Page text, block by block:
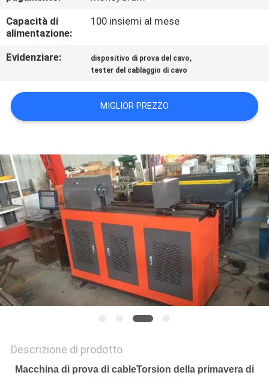
RICHIEDA
CITAZIONE
VR
SHOW
SITEMAP
PRIVACY
POLICY
Capacità di
alimentazione:
100 insiemi al mese
Evidenziare: dispositivo di prova del cavo,
tester del cablaggio di cavo
MIGLIOR PREZZO
Descrizione di prodotto
Macchina di prova di cableTorsion della primavera di